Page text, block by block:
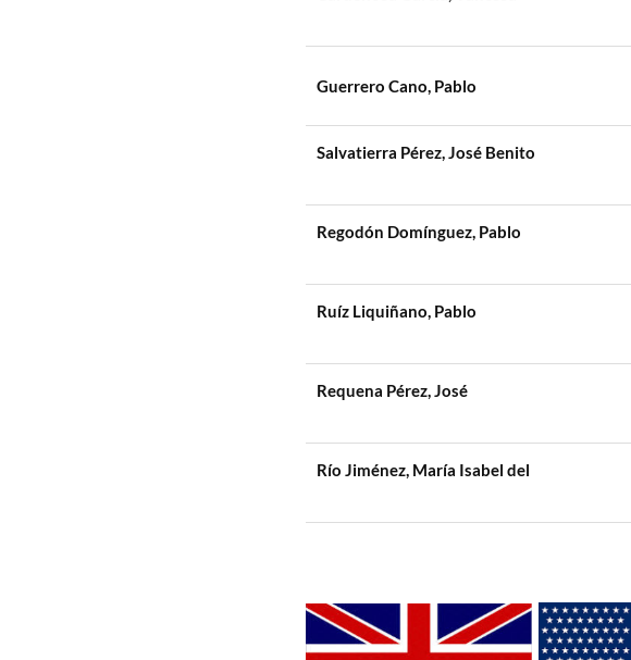
Guerrero Cano, Pablo
Salvatierra Pérez, José Benito
Regodón Domínguez, Pablo
Ruíz Liquiñano, Pablo
Requena Pérez, José
Río Jiménez, María Isabel del